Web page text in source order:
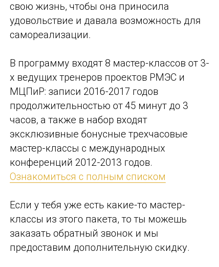
свою жизнь, чтобы она приносила
удовольствие и давала возможность для
самореализации.
В программу входят 8 мастер-классов от 3-
х ведущих тренеров проектов РМЭС и
МЦПиР: записи 2016-2017 годов
продолжительностью от 45 минут до 3
часов, а также в набор входят
эксклюзивные бонусные трехчасовые
мастер-классы с международных
конференций 2012-2013 годов.
Ознакомиться с полным списком
Если у тебя уже есть какие-то мастер-
классы из этого пакета, то ты можешь
заказать обратный звонок и мы
предоставим дополнительную скидку.